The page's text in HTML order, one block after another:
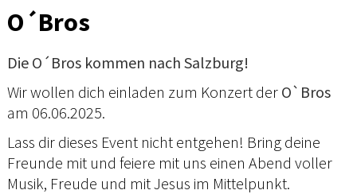
O´Bros
Die O´Bros kommen nach Salzburg!
Wir wollen dich einladen zum Konzert der O`Bros
am 06.06.2025.
Lass dir dieses Event nicht entgehen! Bring deine
Freunde mit und feiere mit uns einen Abend voller
Musik, Freude und mit Jesus im Mittelpunkt.